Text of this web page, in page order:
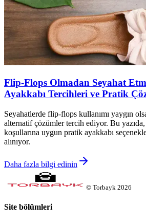
Flip-Flops Olmadan Seyahat
Ayakkabı Tercihleri ve Pratik
Seyahatlerde flip-flops kullanımı yaygın
alternatif çözümler tercih ediyor. Bu yazıda,
koşullarına uygun pratik ayakkabı
alınıyor.
Daha fazla bilgi edinin
© Torbayk 2026
Site bölümleri